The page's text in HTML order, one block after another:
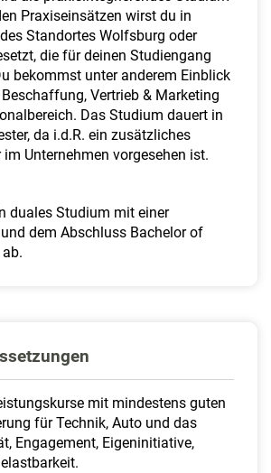
Praxiseinsätzen wirst du in
Standortes Wolfsburg oder
die für deinen Studiengang
bekommst unter anderem Einblick
Vertrieb & Marketing
Das Studium dauert in
da i.d.R. ein zusätzliches
im Unternehmen vorgesehen ist.
duales Studium mit einer
dem Abschluss Bachelor of
mit mindestens guten
für Technik, Auto und das
Engagement, Eigeninitiative,